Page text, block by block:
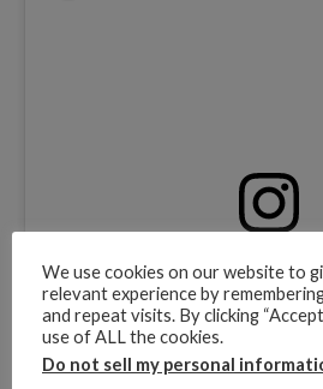
View this post on
We use cookies on our website to
relevant experience by
and repeat visits. By clicking
use of ALL the cookies.
Do not sell my personal